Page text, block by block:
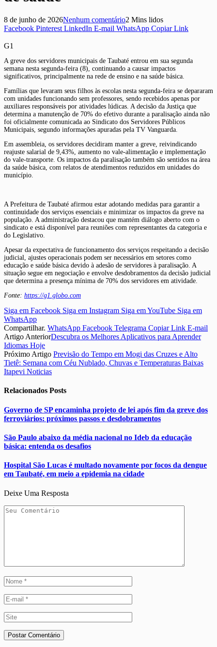
8 de junho de 2026Nenhum comentário2 Mins lidos
Facebook Pinterest LinkedIn E-mail WhatsApp Copiar Link
G1
A greve dos servidores municipais de Taubaté entrou em sua segunda
semana nesta segunda-feira (8), continuando a causar impactos
significativos, principalmente na rede de ensino e na saúde básica.
Famílias que levaram seus filhos às escolas nesta segunda-feira se depararam
com unidades funcionando sem professores, sendo recebidos apenas por
auxiliares responsáveis por atividades lúdicas. A decisão da Justiça que
determina a manutenção de 70% do efetivo durante a paralisação ainda não
foi oficialmente comunicada ao Sindicato dos Servidores Públicos
Municipais, segundo informações apuradas pela TV Vanguarda.
Em assembleia, os servidores decidiram manter a greve, reivindicando
reajuste salarial de 9,43%, aumento no vale-alimentação e implementação
do vale-transporte. Os impactos da paralisação também são sentidos na área
da saúde básica, com relatos de atendimentos reduzidos em unidades do
município.
A Prefeitura de Taubaté afirmou estar adotando medidas para garantir a
continuidade dos serviços essenciais e minimizar os impactos da greve na
população. A administração destacou que mantém diálogo aberto com o
sindicato e está disponível para reuniões com representantes da categoria e
do Legislativo.
Apesar da expectativa de funcionamento dos serviços respeitando a decisão
judicial, ajustes operacionais podem ser necessários em setores como
educação e saúde básica devido à adesão de servidores à paralisação. A
situação segue em negociação e envolve desdobramentos da decisão judicial
que determina a presença mínima de 70% dos servidores em atividade.
Fonte: https://g1.globo.com
Siga em Facebook Siga em Instagram Siga em YouTube Siga em
WhatsApp
Compartilhar. WhatsApp Facebook Telegrama Copiar Link E-mail
Artigo AnteriorDescubra os Melhores Aplicativos para Aprender
Idiomas Hoje
Próximo Artigo Previsão do Tempo em Mogi das Cruzes e Alto
Tietê: Semana com Céu Nublado, Chuvas e Temperaturas Baixas
Itapevi Noticias
Relacionados Posts
Governo de SP encaminha projeto de lei após fim da greve dos
ferroviários: próximos passos e desdobramentos
São Paulo abaixo da média nacional no Ideb da educação
básica: entenda os desafios
Hospital São Lucas é multado novamente por focos da dengue
em Taubaté, em meio a epidemia na cidade
Deixe Uma Resposta